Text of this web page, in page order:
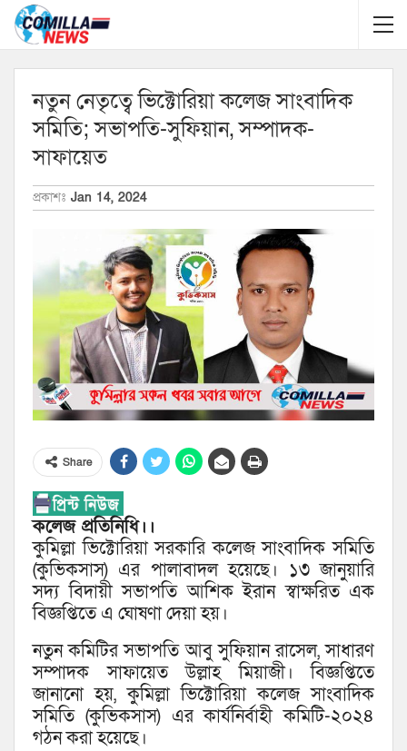
নতুন নেতৃত্বে ভিক্টোরিয়া কলেজ সাংবাদিক
সমিতি; সভাপতি-সুফিয়ান, সম্পাদক-
সাফায়েত
প্রকাশঃ Jan 14, 2024
Share
কলেজ প্রতিনিধি।।
কুমিল্লা ভিক্টোরিয়া সরকারি কলেজ সাংবাদিক সমিতি
(কুভিকসাস) এর পালাবাদল হয়েছে। ১৩ জানুয়ারি
সদ্য বিদায়ী সভাপতি আশিক ইরান স্বাক্ষরিত এক
বিজ্ঞপ্তিতে এ ঘোষণা দেয়া হয়।
নতুন কমিটির সভাপতি আবু সুফিয়ান রাসেল, সাধারণ
সম্পাদক সাফায়েত উল্লাহ মিয়াজী। বিজ্ঞপ্তিতে
জানানো হয়, কুমিল্লা ভিক্টোরিয়া কলেজ সাংবাদিক
সমিতি (কুভিকসাস) এর কার্যনির্বাহী কমিটি-২০২৪
গঠন করা হয়েছে।